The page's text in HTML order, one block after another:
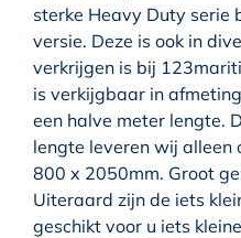
sterke Heavy Duty serie
versie. Deze is ook in
verkrijgen is bij
is verkijgbaar in
een halve meter lengte.
lengte leveren wij alleen
800 x 2050mm. Groot
Uiteraard zijn de iets
geschikt voor u iets